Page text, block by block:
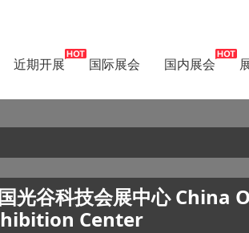
近期开展 国际展会 国内展会
光谷科技会展中心
Center